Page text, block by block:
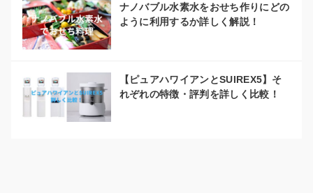
ナノバブル水素水をおせち作りにどの
ように利用するか詳しく解説！
【ピュアハワイアンとSUIREX5】そ
れぞれの特徴・評判を詳しく比較！